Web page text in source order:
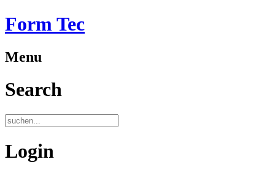
Form Tec
Menu
Search
Login